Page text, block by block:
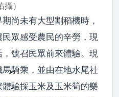
攝）
尚未有大型割稻機時，
眾感受農民的辛勞，現
號召民眾前來體驗。現
騎乘，並由在地水尾社
驗採玉米及玉米筍的樂